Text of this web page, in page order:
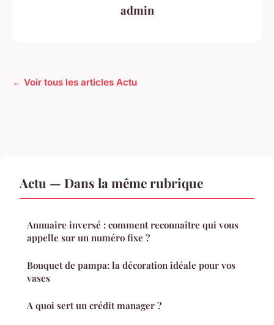
admin
← Voir tous les articles Actu
Actu — Dans la même rubrique
Annuaire inversé : comment reconnaître qui vous
appelle sur un numéro fixe ?
Bouquet de pampa: la décoration idéale pour vos
vases
A quoi sert un crédit manager ?